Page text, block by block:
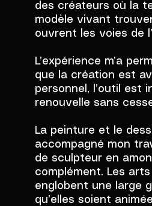
des créateurs où la
modèle vivant
ouvrent les voies de
L’expérience m’a
que la création est
personnel, l’outil est
renouvelle sans
La peinture et le
accompagné mon
de sculpteur en
complément. Les
englobent une large
qu’elles soient